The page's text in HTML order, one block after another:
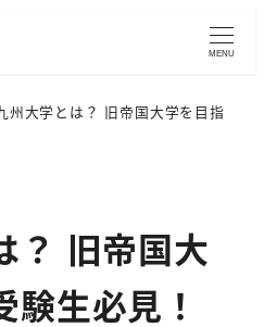
MENU
州大学とは？ 旧帝国大学を目指
？ 旧帝国大
生必見！